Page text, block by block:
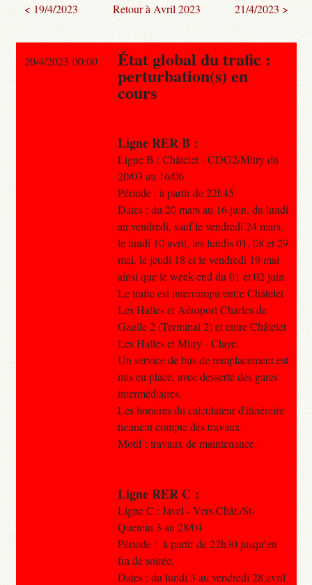
< 19/4/2023 Retour à Avril 2023 21/4/2023 >
20/4/2023 00:00 État global du trafic :
perturbation(s) en
cours
Ligne RER B :
Ligne B : Châtelet - CDG2/Mitry du
20/03 au 16/06
Période : à partir de 22h45.
Dates : du 20 mars au 16 juin, du lundi
au vendredi, sauf le vendredi 24 mars,
le lundi 10 avril, les lundis 01, 08 et 29
mai, le jeudi 18 et le vendredi 19 mai
ainsi que le week-end du 01 et 02 juin.
Le trafic est interrompu entre Châtelet
Les Halles et Aéroport Charles de
Gaulle 2 (Terminal 2) et entre Châtelet
Les Halles et Mitry - Claye.
Un service de bus de remplacement est
mis en place, avec desserte des gares
intermédiaires.
Les horaires du calculateur d'itinéraire
tiennent compte des travaux.
Motif : travaux de maintenance.
Ligne RER C :
Ligne C : Javel - Vers.Chât./St-
Quentin 3 au 28/04
Période : à partir de 22h30 jusqu’en
fin de soirée.
Dates : du lundi 3 au vendredi 28 avril